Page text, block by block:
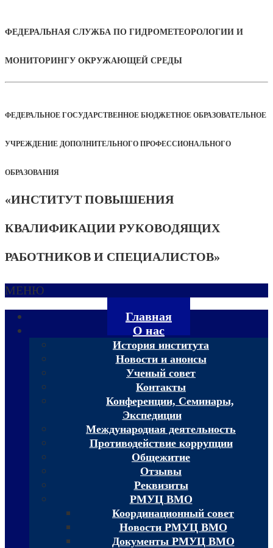
ФЕДЕРАЛЬНАЯ СЛУЖБА ПО ГИДРОМЕТЕОРОЛОГИИ И
МОНИТОРИНГУ ОКРУЖАЮЩЕЙ СРЕДЫ
ФЕДЕРАЛЬНОЕ ГОСУДАРСТВЕННОЕ БЮДЖЕТНОЕ ОБРАЗОВАТЕЛЬНОЕ
УЧРЕЖДЕНИЕ ДОПОЛНИТЕЛЬНОГО ПРОФЕССИОНАЛЬНОГО
ОБРАЗОВАНИЯ
«ИНСТИТУТ ПОВЫШЕНИЯ
КВАЛИФИКАЦИИ РУКОВОДЯЩИХ
РАБОТНИКОВ И СПЕЦИАЛИСТОВ»
МЕНЮ
Главная
О нас
История института
Новости и анонсы
Ученый совет
Контакты
Конференции, Семинары,
Экспедиции
Международная деятельность
Противодействие коррупции
Общежитие
Отзывы
Реквизиты
РМУЦ ВМО
Координационный совет
Новости РМУЦ ВМО
Документы РМУЦ ВМО